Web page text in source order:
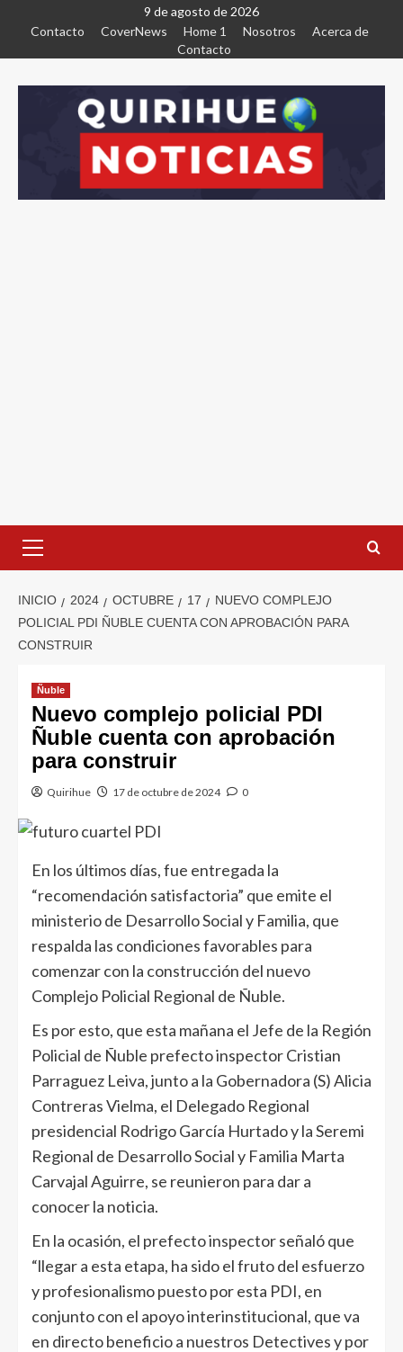
9 de agosto de 2026
Contacto
CoverNews Home 1 Nosotros
Acerca de
Contacto
INICIO 2024 OCTUBRE 17
NUEVO COMPLEJO
POLICIAL PDI ÑUBLE CUENTA CON APROBACIÓN PARA
CONSTRUIR
Ñuble
Nuevo complejo policial PDI
Ñuble cuenta con aprobación
para construir
Quirihue 17 de octubre de 2024 0
En los últimos días, fue entregada la
“recomendación satisfactoria” que emite el
ministerio de Desarrollo Social y Familia, que
respalda las condiciones favorables para
comenzar con la construcción del nuevo
Complejo Policial Regional de Ñuble.
Es por esto, que esta mañana el Jefe de la Región
Policial de Ñuble prefecto inspector Cristian
Parraguez Leiva, junto a la Gobernadora (S) Alicia
Contreras Vielma, el Delegado Regional
presidencial Rodrigo García Hurtado y la Seremi
Regional de Desarrollo Social y Familia Marta
Carvajal Aguirre, se reunieron para dar a
conocer la noticia.
En la ocasión, el prefecto inspector señaló que
“llegar a esta etapa, ha sido el fruto del esfuerzo
y profesionalismo puesto por esta PDI, en
conjunto con el apoyo interinstitucional, que va
en directo beneficio a nuestros Detectives y por